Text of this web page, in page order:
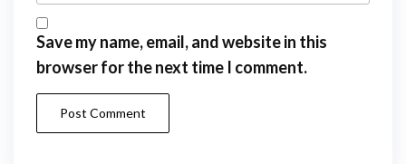
Save my name, email, and website in this
browser for the next time I comment.